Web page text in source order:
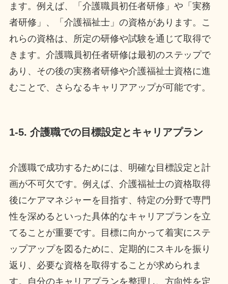
ます。例えば、「介護職員初任者研修」や「実務
者研修」、「介護福祉士」の資格があります。こ
れらの資格は、所定の研修や試験を通じて取得で
きます。介護職員初任者研修は最初のステップで
あり、その後の実務者研修や介護福祉士資格に進
むことで、さらなるキャリアアップが可能です。
1-5. 介護職での目標設定とキャリアプラン
介護職で成功するためには、明確な目標設定と計
画が不可欠です。例えば、介護福祉士の資格取得
後にケアマネジャーを目指す、特定の分野で専門
性を深めるといった具体的なキャリアプランを立
てることが重要です。目標に向かって着実にステ
ップアップを図るために、定期的にスキルを振り
返り、必要な資格を取得することが求められま
す。自分のキャリアプランを整理し、方向性を定